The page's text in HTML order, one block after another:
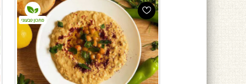
מתכון טבעוני